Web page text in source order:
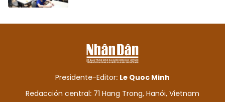
Presidente-Editor: Le Quoc Minh
Redacción central: 71 Hang Trong, Hanói, Vietnam